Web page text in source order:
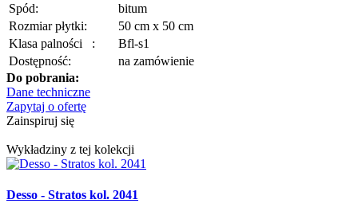
Spód:
bitum
Rozmiar płytki:
50 cm x 50 cm
Klasa palności :
Bfl-s1
Dostępność:
na zamówienie
Do pobrania:
Dane techniczne
Zapytaj o ofertę
Zainspiruj się
Wykładziny z tej kolekcji
Desso - Stratos kol. 2041